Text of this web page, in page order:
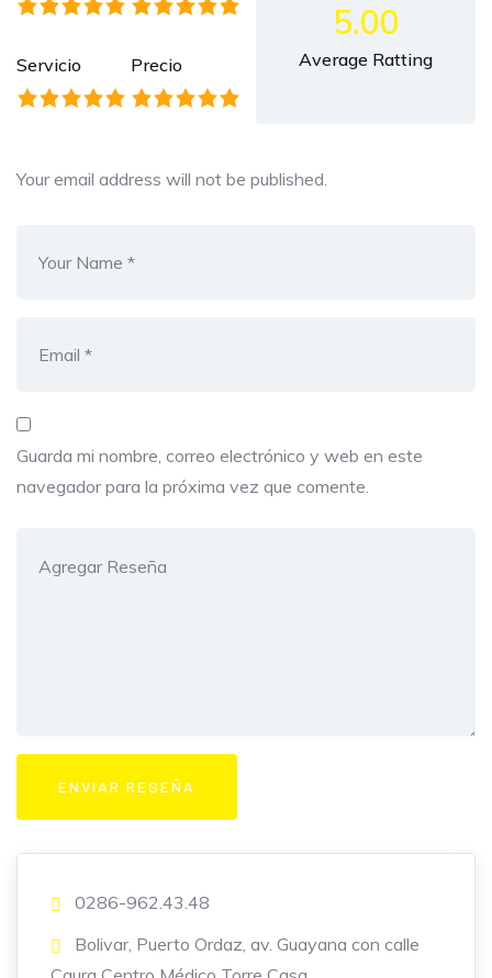
Servicio Precio
5.00
Average Ratting
Your email address will not be published.
Guarda mi nombre, correo electrónico y web en este
navegador para la próxima vez que comente.
0286-962.43.48
Bolivar, Puerto Ordaz, av. Guayana con calle